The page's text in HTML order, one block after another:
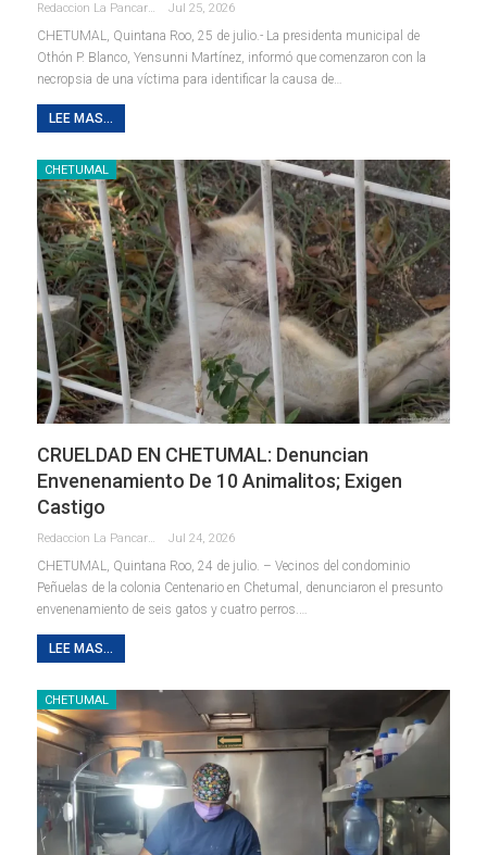
Redaccion La Pancarta De Quintana Roo Jul 25, 2026
CHETUMAL, Quintana Roo, 25 de julio.- La presidenta municipal de
Othón P. Blanco, Yensunni Martínez, informó que comenzaron con la
necropsia de una víctima para identificar la causa de…
LEE MAS...
CHETUMAL
CRUELDAD EN CHETUMAL: Denuncian
Envenenamiento De 10 Animalitos; Exigen
Castigo
Redaccion La Pancarta De Quintana Roo Jul 24, 2026
CHETUMAL, Quintana Roo, 24 de julio. – Vecinos del condominio
Peñuelas de la colonia Centenario en Chetumal, denunciaron el presunto
envenenamiento de seis gatos y cuatro perros.…
LEE MAS...
CHETUMAL